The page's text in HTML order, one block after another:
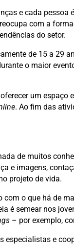
e cada
com a
do setor.
de 15 a 29
o maior
um espaço
. Ao fim das
de muitos
e imagens,
projeto de vida.
o que há de
é semear nos
– por exemplo,
especialistas e